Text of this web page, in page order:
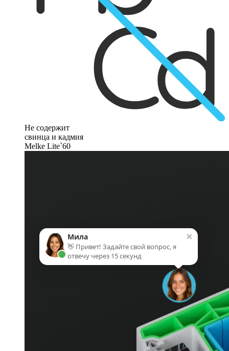
Не содержит
свинца и кадмия
Melke Lite`60
×
Мила
👋 Привет! Задайте свой вопрос, я
отвечу через 15 секунд